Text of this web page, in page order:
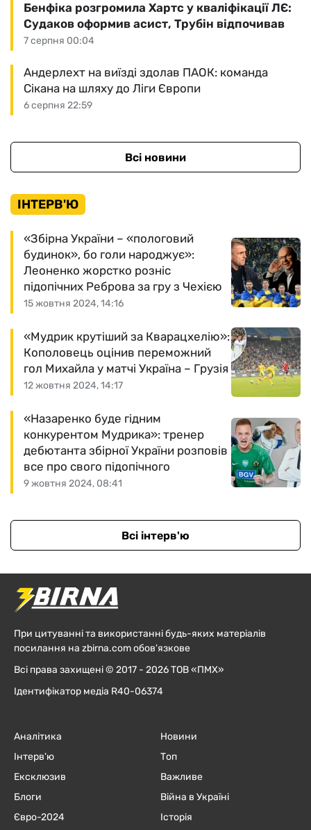
7 серпня 00:04
Бенфіка розгромила Хартс у кваліфікації ЛЄ:
Судаков оформив асист, Трубін відпочивав
6 серпня 22:59
Андерлехт на виїзді здолав ПАОК: команда
Сікана на шляху до Ліги Європи
Всі новини
ІНТЕРВ'Ю
15 жовтня 2024, 14:16
«Збірна України – «пологовий
будинок», бо голи народжує»:
Леоненко жорстко розніс
підопічних Реброва за гру з Чехією
12 жовтня 2024, 14:17
«Мудрик крутіший за Кварацхелію»:
Кополовець оцінив переможний
гол Михайла у матчі Україна – Грузія
9 жовтня 2024, 08:41
«Назаренко буде гідним
конкурентом Мудрика»: тренер
дебютанта збірної України розповів
все про свого підопічного
Всі інтерв'ю
При цитуванні та використанні будь-яких матеріалів
посилання на zbirna.com обов'язкове
Всі права захищені © 2017 - 2026 ТОВ «ПМХ»
Ідентифікатор медіа R40-06374
Аналітика
Інтерв'ю
Ексклюзив
Блоги
Євро-2024
Новини
Топ
Важливе
Війна в Україні
Історія